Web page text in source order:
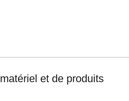
et de produits